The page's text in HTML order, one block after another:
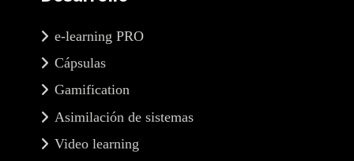
e-learning PRO
Cápsulas
Gamification
Asimilación de sistemas
Video learning